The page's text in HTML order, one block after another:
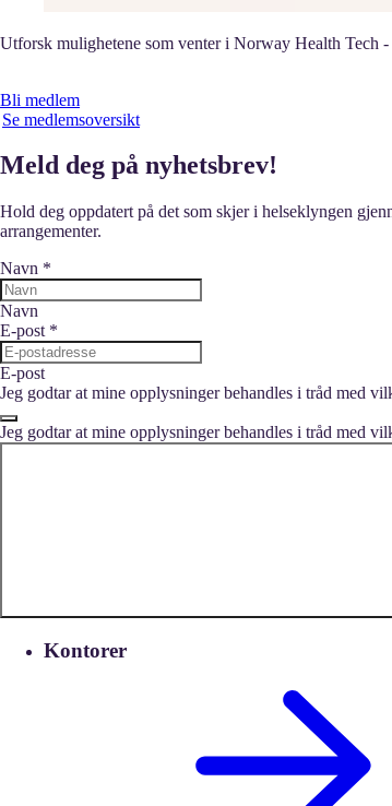
Utforsk mulighetene som venter i Norway Health Tech
Bli medlem
Se medlemsoversikt
Meld deg på nyhetsbrev!
Hold deg oppdatert på det som skjer i helseklyngen
arrangementer.
Navn *
Navn
E-post *
E-post
Jeg godtar at mine opplysninger behandles i tråd med
Jeg godtar at mine opplysninger behandles i tråd med
Kontorer